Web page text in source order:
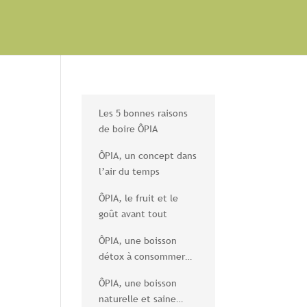
Les 5 bonnes raisons
de boire ÔPIA
ÔPIA, un concept dans
l’air du temps
ÔPIA, le fruit et le
goût avant tout
ÔPIA, une boisson
détox à consommer
ÔPIA, une boisson
naturelle et saine